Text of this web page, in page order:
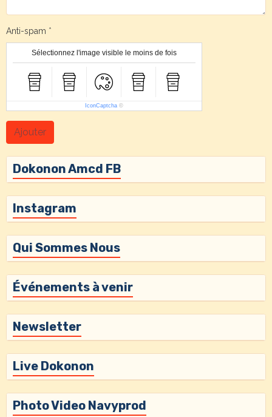
Anti-spam
Sélectionnez l'image visible le moins de fois
IconCaptcha ©
Ajouter
Dokonon Amcd FB
Instagram
Qui Sommes Nous
Événements à venir
Newsletter
Live Dokonon
Photo Video Navyprod